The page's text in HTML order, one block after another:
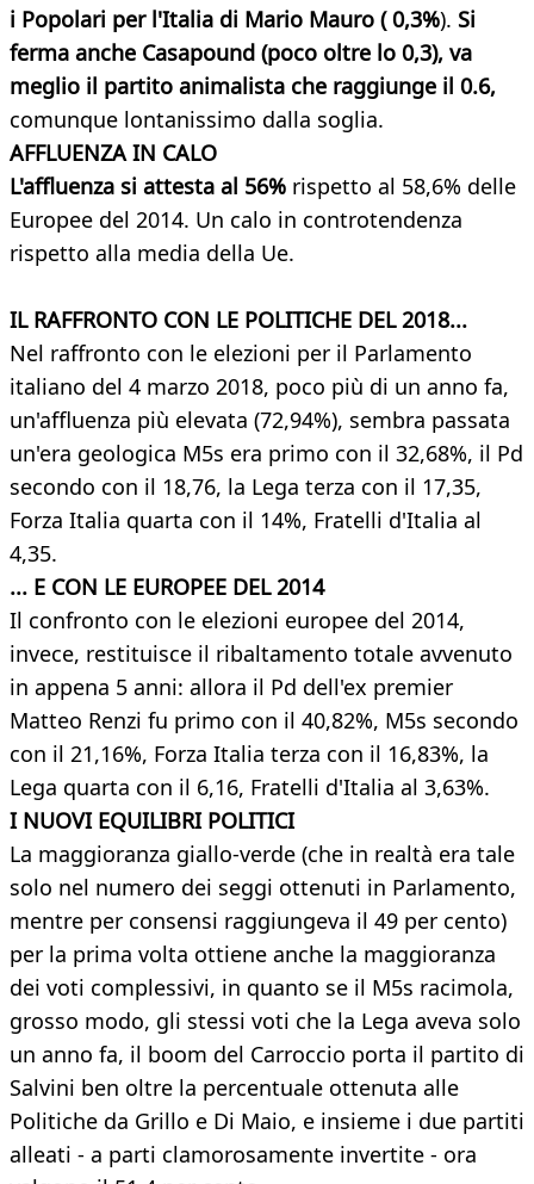
i Popolari per l'Italia di Mario Mauro ( 0,3%). Si
ferma anche Casapound (poco oltre lo 0,3), va
meglio il partito animalista che raggiunge il 0.6,
comunque lontanissimo dalla soglia.
AFFLUENZA IN CALO
L'affluenza si attesta al 56% rispetto al 58,6% delle
Europee del 2014. Un calo in controtendenza
rispetto alla media della Ue.
IL RAFFRONTO CON LE POLITICHE DEL 2018...
Nel raffronto con le elezioni per il Parlamento
italiano del 4 marzo 2018, poco più di un anno fa,
un'affluenza più elevata (72,94%), sembra passata
un'era geologica M5s era primo con il 32,68%, il Pd
secondo con il 18,76, la Lega terza con il 17,35,
Forza Italia quarta con il 14%, Fratelli d'Italia al
4,35.
... E CON LE EUROPEE DEL 2014
Il confronto con le elezioni europee del 2014,
invece, restituisce il ribaltamento totale avvenuto
in appena 5 anni: allora il Pd dell'ex premier
Matteo Renzi fu primo con il 40,82%, M5s secondo
con il 21,16%, Forza Italia terza con il 16,83%, la
Lega quarta con il 6,16, Fratelli d'Italia al 3,63%.
I NUOVI EQUILIBRI POLITICI
La maggioranza giallo-verde (che in realtà era tale
solo nel numero dei seggi ottenuti in Parlamento,
mentre per consensi raggiungeva il 49 per cento)
per la prima volta ottiene anche la maggioranza
dei voti complessivi, in quanto se il M5s racimola,
grosso modo, gli stessi voti che la Lega aveva solo
un anno fa, il boom del Carroccio porta il partito di
Salvini ben oltre la percentuale ottenuta alle
Politiche da Grillo e Di Maio, e insieme i due partiti
alleati - a parti clamorosamente invertite - ora